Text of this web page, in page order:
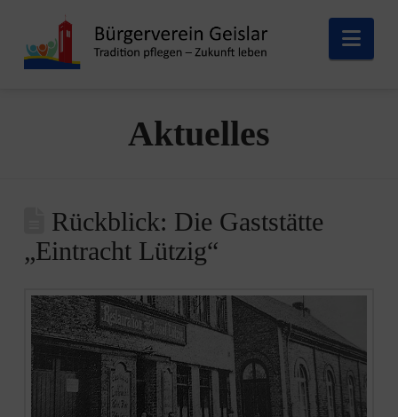
Aktuelles
Rückblick: Die Gaststätte
„Eintracht Lützig“